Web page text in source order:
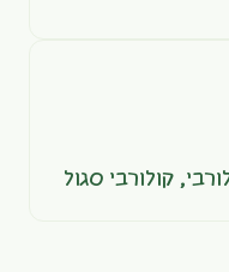
, קולורבי סגול